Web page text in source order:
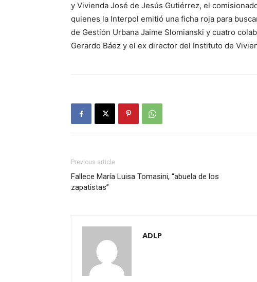
y Vivienda José de Jesús Gutiérrez, el
quienes la Interpol emitió una ficha roja para
de Gestión Urbana Jaime Slomianski y cuatro
Gerardo Báez y el ex director del Instituto de
Previous article
Fallece María Luisa Tomasini, “abuela de los
zapatistas”
ADLP